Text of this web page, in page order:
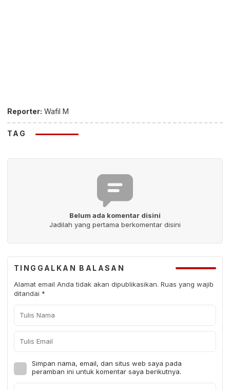
Reporter: Wafil M
TAG
Belum ada komentar disini
Jadilah yang pertama berkomentar disini
TINGGALKAN BALASAN
Alamat email Anda tidak akan dipublikasikan. Ruas yang wajib
ditandai *
Simpan nama, email, dan situs web saya pada
peramban ini untuk komentar saya berikutnya.